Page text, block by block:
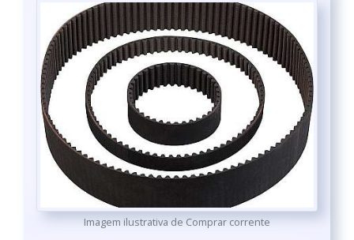
Imagem ilustrativa de Comprar corrente